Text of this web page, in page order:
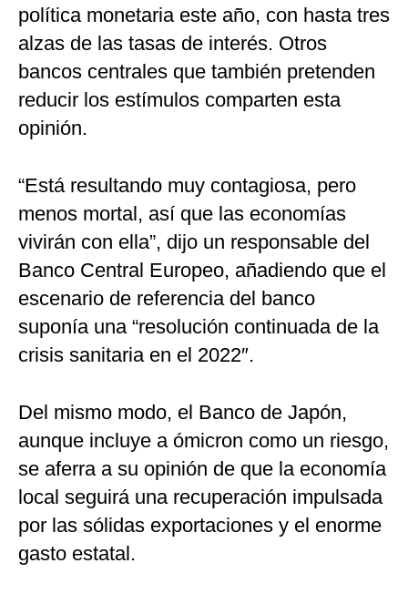
política monetaria este año, con hasta tres
alzas de las tasas de interés. Otros
bancos centrales que también pretenden
reducir los estímulos comparten esta
opinión.
“Está resultando muy contagiosa, pero
menos mortal, así que las economías
vivirán con ella”, dijo un responsable del
Banco Central Europeo, añadiendo que el
escenario de referencia del banco
suponía una “resolución continuada de la
crisis sanitaria en el 2022″.
Del mismo modo, el Banco de Japón,
aunque incluye a ómicron como un riesgo,
se aferra a su opinión de que la economía
local seguirá una recuperación impulsada
por las sólidas exportaciones y el enorme
gasto estatal.